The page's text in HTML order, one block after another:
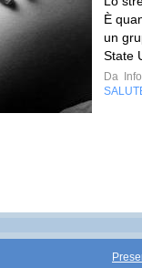
È
un
State
Da